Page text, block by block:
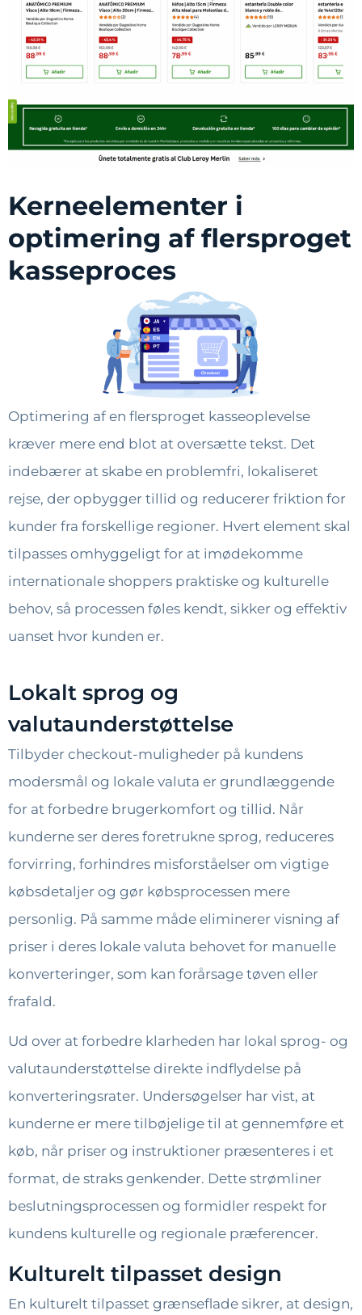
Kerneelementer i
optimering af flersproget
kasseproces
Optimering af en flersproget kasseoplevelse
kræver mere end blot at oversætte tekst. Det
indebærer at skabe en problemfri, lokaliseret
rejse, der opbygger tillid og reducerer friktion for
kunder fra forskellige regioner. Hvert element skal
tilpasses omhyggeligt for at imødekomme
internationale shoppers praktiske og kulturelle
behov, så processen føles kendt, sikker og effektiv
uanset hvor kunden er.
Lokalt sprog og
valutaunderstøttelse
Tilbyder checkout-muligheder på kundens
modersmål og lokale valuta er grundlæggende
for at forbedre brugerkomfort og tillid. Når
kunderne ser deres foretrukne sprog, reduceres
forvirring, forhindres misforståelser om vigtige
købsdetaljer og gør købsprocessen mere
personlig. På samme måde eliminerer visning af
priser i deres lokale valuta behovet for manuelle
konverteringer, som kan forårsage tøven eller
frafald.
Ud over at forbedre klarheden har lokal sprog- og
valutaunderstøttelse direkte indflydelse på
konverteringsrater. Undersøgelser har vist, at
kunderne er mere tilbøjelige til at gennemføre et
køb, når priser og instruktioner præsenteres i et
format, de straks genkender. Dette strømliner
beslutningsprocessen og formidler respekt for
kundens kulturelle og regionale præferencer.
Kulturelt tilpasset design
En kulturelt tilpasset grænseflade sikrer, at design,